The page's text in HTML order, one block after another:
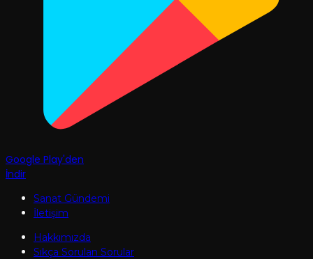
Google Play'den
İndir
Sanat Gündemi
İletişim
Hakkımızda
Sıkça Sorulan Sorular